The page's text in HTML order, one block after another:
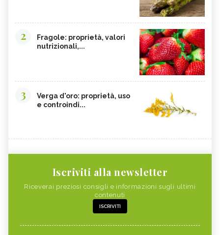
2
Fragole: proprietà, valori
nutrizionali,...
3
Verga d'oro: proprietà, uso
e controindi...
Iscriviti alla newsletter
Riceverai preziosi consigli e informazioni sugli ultimi
contenuti
ISCRIVITI